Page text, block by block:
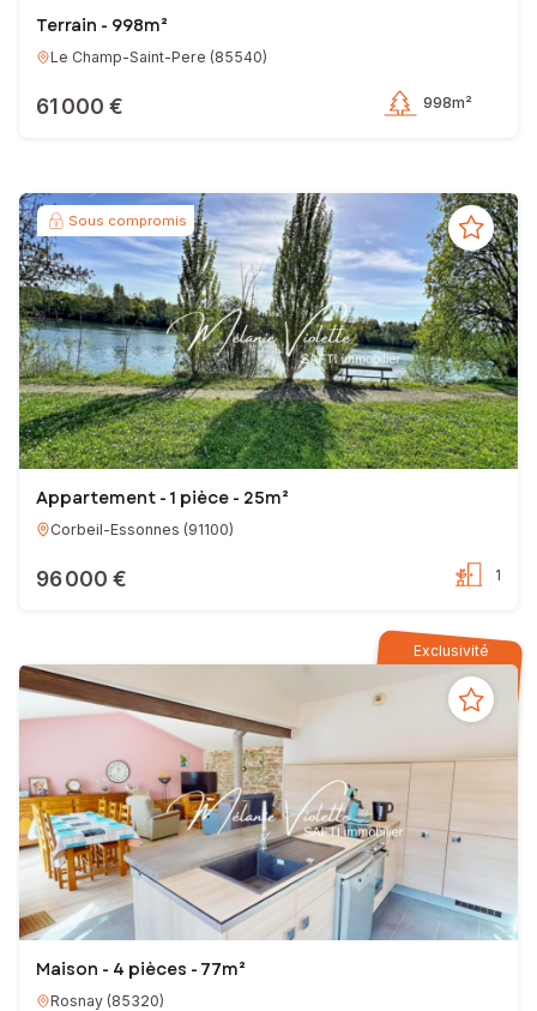
Terrain - 998m²
Le Champ-Saint-Pere (85540)
61 000 € 998m²
Sous compromis
Appartement - 1 pièce - 25m²
Corbeil-Essonnes (91100)
96 000 € 1
Exclusivité
Maison - 4 pièces - 77m²
Rosnay (85320)